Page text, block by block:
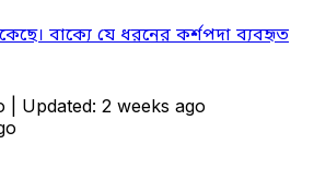
বাক্যে যে ধরনের কর্শপদা ব্যবহৃত
| Updated: 2 weeks ago